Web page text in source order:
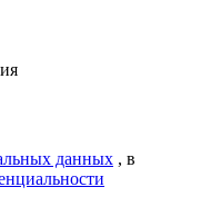
данных , в